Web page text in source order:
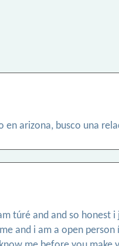
en arizona, busco una
túré and and so
and i am a open